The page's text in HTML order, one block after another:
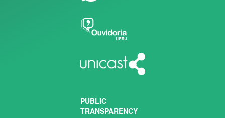
PUBLIC
TRANSPARENCY